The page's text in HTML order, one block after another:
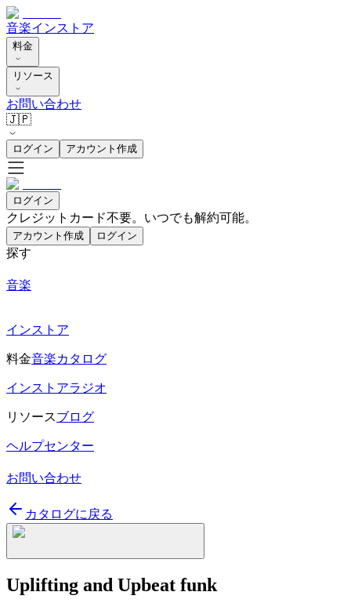
音楽インストア
料金
リソース
お問い合わせ
🇯🇵
ログイン アカウント作成
ログイン
クレジットカード不要。いつでも解約可能。
アカウント作成 ログイン
探す
音楽
インストア
料金音楽カタログ
インストアラジオ
リソースブログ
ヘルプセンター
お問い合わせ
カタログに戻る
Uplifting and Upbeat funk